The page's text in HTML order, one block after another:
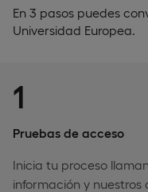
En 3 pasos puedes
Universidad Europea.
1
Pruebas de acceso
Inicia tu proceso
información y